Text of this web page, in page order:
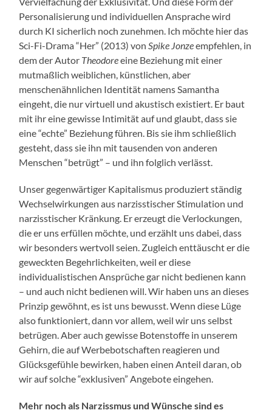
Personalisierung und individuellen Ansprache wird
durch KI sicherlich noch zunehmen. Ich möchte hier das
Sci-Fi-Drama “Her” (2013) von Spike Jonzeempfehlen, in
dem der Autor Theodoreeine Beziehung mit einer
mutmaßlich weiblichen, künstlichen, aber
menschenähnlichen Identität namens Samantha
eingeht, die nur virtuell und akustisch existiert. Er baut
mit ihr eine gewisse Intimität auf und glaubt, dass sie
eine “echte” Beziehung führen. Bis sie ihm schließlich
gesteht, dass sie ihn mit tausenden von anderen
Menschen “betrügt” – und ihn folglich verlässt.
Unser gegenwärtiger Kapitalismus produziert ständig
Wechselwirkungen aus narzisstischer Stimulation und
narzisstischer Kränkung. Er erzeugt die Verlockungen,
die er uns erfüllen möchte, und erzählt uns dabei, dass
wir besonders wertvoll seien. Zugleich enttäuscht er die
geweckten Begehrlichkeiten, weil er diese
individualistischen Ansprüche gar nicht bedienen kann
– und auch nicht bedienen will. Wir haben uns an dieses
Prinzip gewöhnt, es ist uns bewusst. Wenn diese Lüge
also funktioniert, dann vor allem, weil wir uns selbst
betrügen. Aber auch gewisse Botenstoffe in unserem
Gehirn, die auf Werbebotschaften reagieren und
Glücksgefühle bewirken, haben einen Anteil daran, ob
wir auf solche “exklusiven” Angebote eingehen.
Mehr noch als Narzissmus und Wünsche sind es